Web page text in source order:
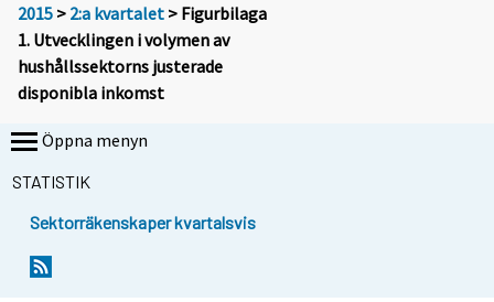
2015 > 2:a kvartalet > Figurbilaga
1. Utvecklingen i volymen av
hushållssektorns justerade
disponibla inkomst
Öppna menyn
STATISTIK
Sektorräkenskaper kvartalsvis